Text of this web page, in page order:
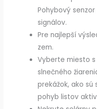
Pohybový
signálov.
Pre najlepší
zem.
Vyberte miesto
slnečného
prekážok, ako sú
pohyb listov